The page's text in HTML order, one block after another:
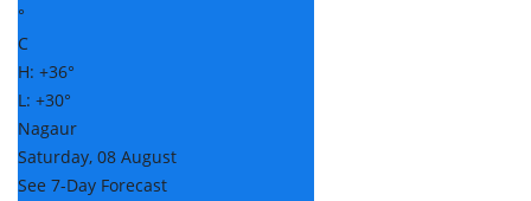
°
C
H: +36°
L: +30°
Nagaur
Saturday, 08 August
See 7-Day Forecast